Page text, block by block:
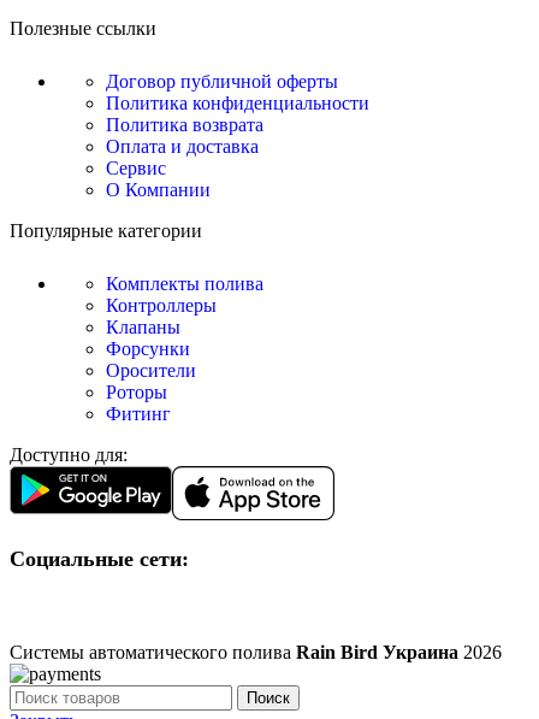
Полезные ссылки
Договор публичной оферты
Политика конфиденциальности
Политика возврата
Оплата и доставка
Сервис
О Компании
Популярные категории
Комплекты полива
Контроллеры
Клапаны
Форсунки
Оросители
Роторы
Фитинг
Доступно для:
Социальные сети:
Системы автоматического полива Rain Bird Украина 2026
Поиск